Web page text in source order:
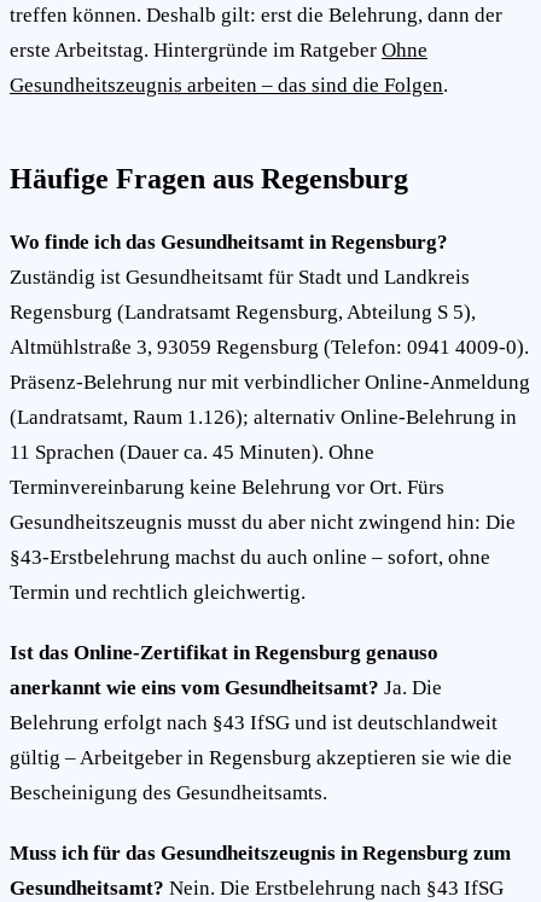
treffen können. Deshalb gilt: erst die Belehrung, dann der
erste Arbeitstag. Hintergründe im Ratgeber Ohne
Gesundheitszeugnis arbeiten – das sind die Folgen.
Häufige Fragen aus Regensburg
Wo finde ich das Gesundheitsamt in Regensburg?
Zuständig ist Gesundheitsamt für Stadt und Landkreis
Regensburg (Landratsamt Regensburg, Abteilung S 5),
Altmühlstraße 3, 93059 Regensburg (Telefon: 0941 4009-0).
Präsenz-Belehrung nur mit verbindlicher Online-Anmeldung
(Landratsamt, Raum 1.126); alternativ Online-Belehrung in
11 Sprachen (Dauer ca. 45 Minuten). Ohne
Terminvereinbarung keine Belehrung vor Ort. Fürs
Gesundheitszeugnis musst du aber nicht zwingend hin: Die
§43-Erstbelehrung machst du auch online – sofort, ohne
Termin und rechtlich gleichwertig.
Ist das Online-Zertifikat in Regensburg genauso
anerkannt wie eins vom Gesundheitsamt? Ja. Die
Belehrung erfolgt nach §43 IfSG und ist deutschlandweit
gültig – Arbeitgeber in Regensburg akzeptieren sie wie die
Bescheinigung des Gesundheitsamts.
Muss ich für das Gesundheitszeugnis in Regensburg zum
Gesundheitsamt? Nein. Die Erstbelehrung nach §43 IfSG